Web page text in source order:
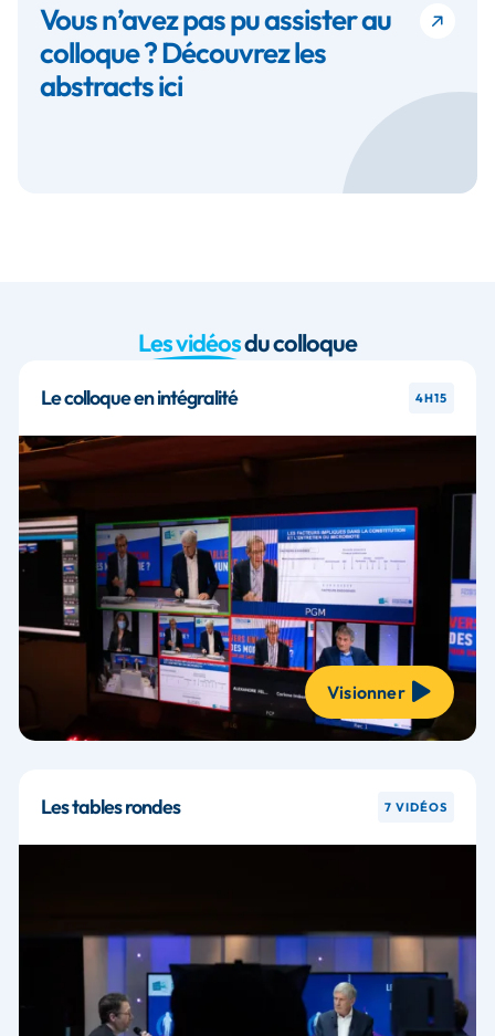
Vous n’avez pas pu assister au
colloque ? Découvrez les
abstracts ici
Les vidéosdu colloque
Le colloque en intégralité 4H15
Visionner
Les tables rondes 7 VIDÉOS